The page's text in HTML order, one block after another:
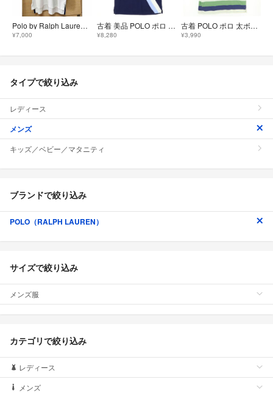
Polo by Ralph Lauren 半袖ポロシャツ ホワイト 赤青ライン
¥7,000
古着 美品 POLO ポロ ビッグポニー ワッペン 半袖 ポロシャツ M ネイビー ラルフローレン CUSTOM FIT メンズ
¥8,280
古着 POLO ポロ 太ボーダー 半袖 ラガーシャツ Ｍ ラルフローレン メンズ
¥3,990
タイプで絞り込み
レディース
メンズ
キッズ／ベビー／マタニティ
ブランドで絞り込み
POLO（RALPH LAUREN）
サイズで絞り込み
メンズ服
カテゴリで絞り込み
レディース
メンズ